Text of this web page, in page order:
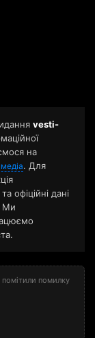
vesti-
на
. Для
та офіційні дані
Ми
помилку